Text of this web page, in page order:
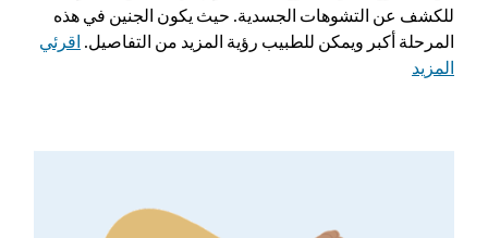
للكشف عن التشوهات الجسدية. حيث يكون الجنين في هذه
المرحلة أكبر ويمكن للطبيب رؤية المزيد من التفاصيل. اقرئي
المزيد